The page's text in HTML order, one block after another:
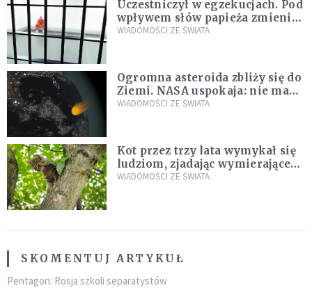
Uczestniczył w egzekucjach. Pod
wpływem słów papieża zmienił
zdanie
WIADOMOŚCI ZE ŚWIATA
Ogromna asteroida zbliży się do
Ziemi. NASA uspokaja: nie ma
zagrożenia
WIADOMOŚCI ZE ŚWIATA
Kot przez trzy lata wymykał się
ludziom, zjadając wymierające
kaczki. W końcu popełnił
WIADOMOŚCI ZE ŚWIATA
SKOMENTUJ ARTYKUŁ
Pentagon: Rosja szkoli separatystów